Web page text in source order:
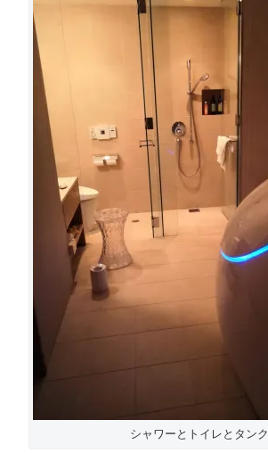
シャワーとトイレとタンク